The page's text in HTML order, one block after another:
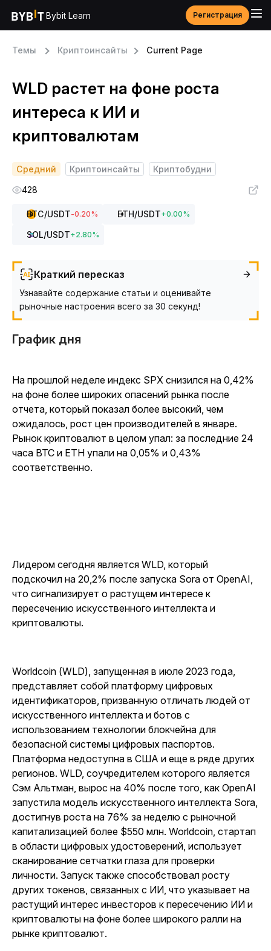
Bybit Learn Регистрация
Темы Криптоинсайты Current Page
WLD растет на фоне роста
интереса к ИИ и
криптовалютам
Средний Криптоинсайты
Криптобудни
428
BTC/USDT-0.20% ETH/USDT+0.00%
SOL/USDT+2.80%
Краткий пересказ
Узнавайте содержание статьи и оценивайте
рыночные настроения всего за 30 секунд!
График дня
На прошлой неделе индекс SPX снизился на 0,42%
на фоне более широких опасений рынка после
отчета, который показал более высокий, чем
ожидалось, рост цен производителей в январе.
Рынок криптовалют в целом упал: за последние 24
часа BTC и ETH упали на 0,05% и 0,43%
соответственно.
Лидером сегодня является WLD, который
подскочил на 20,2% после запуска Sora от OpenAI,
что сигнализирует о растущем интересе к
пересечению искусственного интеллекта и
криптовалюты.
Worldcoin (WLD), запущенная в июле 2023 года,
представляет собой платформу цифровых
идентификаторов, призванную отличать людей от
искусственного интеллекта и ботов с
использованием технологии блокчейна для
безопасной системы цифровых паспортов.
Платформа недоступна в США и еще в ряде других
регионов. WLD, соучредителем которого является
Сэм Альтман, вырос на 40% после того, как OpenAI
запустила модель искусственного интеллекта Sora,
достигнув роста на 76% за неделю с рыночной
капитализацией более $550 млн. Worldcoin, стартап
в области цифровых удостоверений, использует
сканирование сетчатки глаза для проверки
личности. Запуск также способствовал росту
других токенов, связанных с ИИ, что указывает на
растущий интерес инвесторов к пересечению ИИ и
криптовалюты на фоне более широкого ралли на
рынке криптовалют.